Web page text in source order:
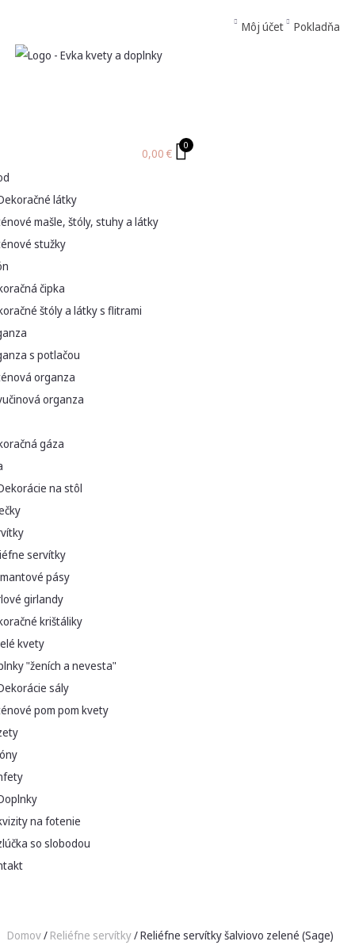
Môj účet Pokladňa
0,00 €
0
látky
mašle, štóly, stuhy a látky
stužky
čipka
štóly a látky s flitrami
s potlačou
organza
organza
gáza
na stôl
servítky
pásy
girlandy
krištáliky
kvety
"ženích a nevesta"
sály
pom pom kvety
na fotenie
so slobodou
Domov/ Reliéfne servítky/ Reliéfne servítky šalviovo zelené (Sage)